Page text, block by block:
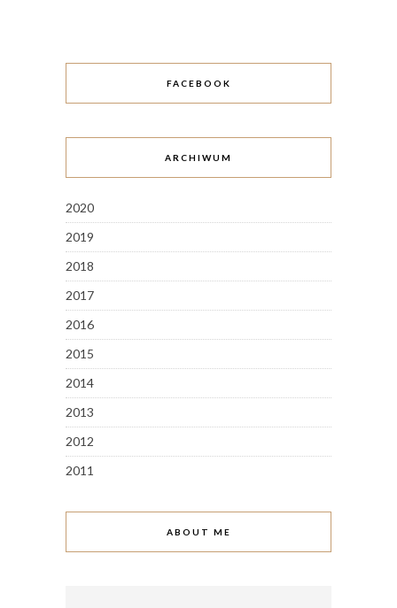
FACEBOOK
ARCHIWUM
2020
2019
2018
2017
2016
2015
2014
2013
2012
2011
ABOUT ME